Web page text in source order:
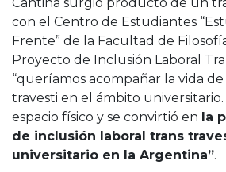
con el Centro de Estudiantes
Frente” de la Facultad de
Proyecto de Inclusión Laboral
“queríamos acompañar la vida
travesti en el ámbito
espacio físico y se convirtió en la
de inclusión laboral trans
universitario en la Argentina”.